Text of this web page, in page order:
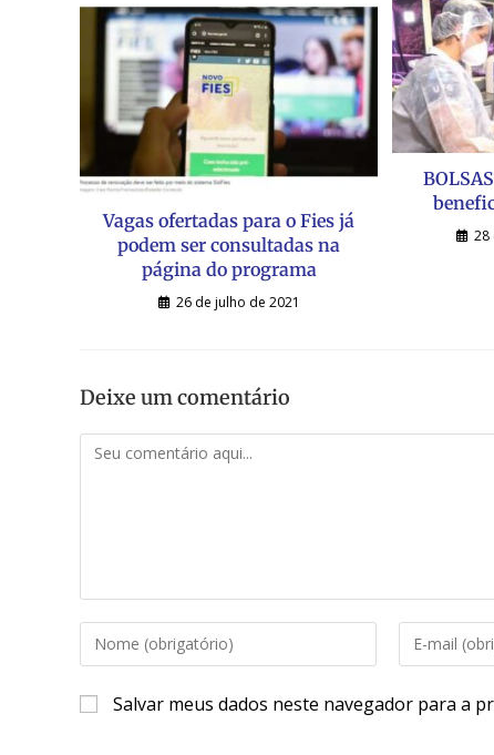
Vagas ofertadas para o Fies já
podem ser consultadas na
página do programa
26 de julho de 2021
28
Deixe um comentário
Salvar meus dados neste navegador para a